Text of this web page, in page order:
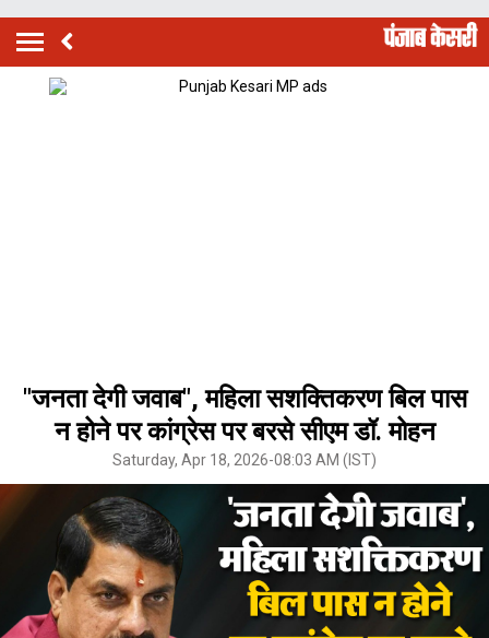
"जनता देगी जवाब", महिला सशक्तिकरण बिल पास
न होने पर कांग्रेस पर बरसे सीएम डॉ. मोहन
Saturday, Apr 18, 2026-08:03 AM (IST)